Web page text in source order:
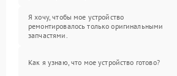
Я хочу, чтобы мое устройство
ремонтировалось только оригинальными
запчастями.
Как я узнаю, что мое устройство готово?